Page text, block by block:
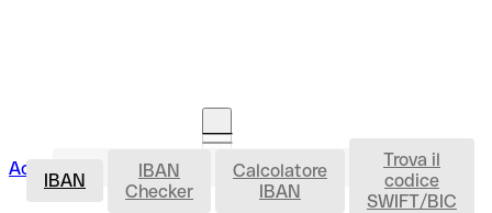
Accedi Avvia la procedura IBAN
IBAN
IBAN
Checker
Calcolatore
IBAN
Trova il
codice
SWIFT/BIC